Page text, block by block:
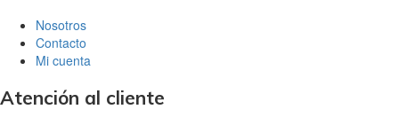
Nosotros
Contacto
Mi cuenta
Atención al cliente